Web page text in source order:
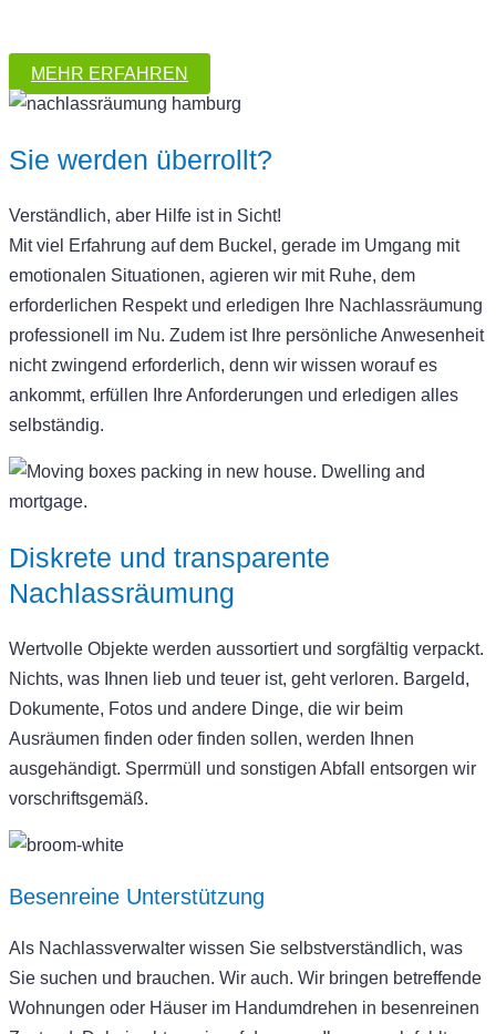
MEHR ERFAHREN
Sie werden überrollt?
Verständlich, aber Hilfe ist in Sicht!
Mit viel Erfahrung auf dem Buckel, gerade im Umgang mit
emotionalen Situationen, agieren wir mit Ruhe, dem
erforderlichen Respekt und erledigen Ihre Nachlassräumung
professionell im Nu. Zudem ist Ihre persönliche Anwesenheit
nicht zwingend erforderlich, denn wir wissen worauf es
ankommt, erfüllen Ihre Anforderungen und erledigen alles
selbständig.
Diskrete und transparente
Nachlassräumung
Wertvolle Objekte werden aussortiert und sorgfältig verpackt.
Nichts, was Ihnen lieb und teuer ist, geht verloren. Bargeld,
Dokumente, Fotos und andere Dinge, die wir beim
Ausräumen finden oder finden sollen, werden Ihnen
ausgehändigt. Sperrmüll und sonstigen Abfall entsorgen wir
vorschriftsgemäß.
Besenreine Unterstützung
Als Nachlassverwalter wissen Sie selbstverständlich, was
Sie suchen und brauchen. Wir auch. Wir bringen betreffende
Wohnungen oder Häuser im Handumdrehen in besenreinen